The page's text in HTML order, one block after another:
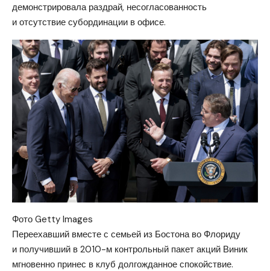
демонстрировала раздрай, несогласованность
и отсутствие субординации в офисе.
Фото Getty Images
Переехавший вместе с семьей из Бостона во Флориду
и получивший в 2010-м контрольный пакет акций Виник
мгновенно принес в клуб долгожданное спокойствие.